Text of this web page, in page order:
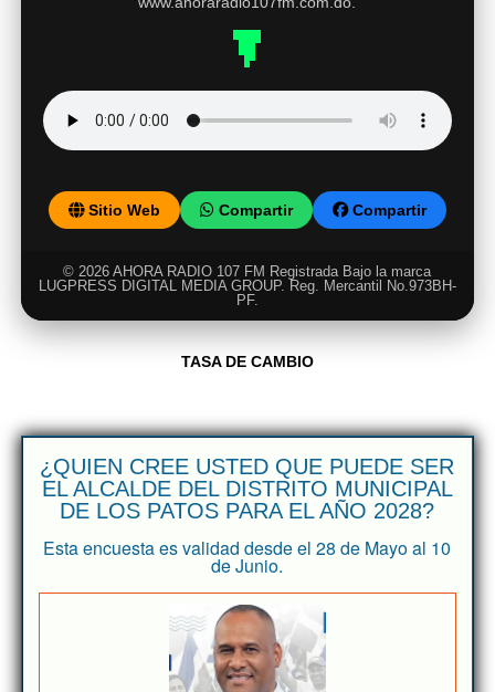
Sitio Web Compartir Compartir
© 2026 AHORA RADIO 107 FM Registrada Bajo la marca
LUGPRESS DIGITAL MEDIA GROUP. Reg. Mercantil No.973BH-
PF.
TASA DE CAMBIO
¿QUIEN CREE USTED QUE PUEDE SER
EL ALCALDE DEL DISTRITO MUNICIPAL
DE LOS PATOS PARA EL AÑO 2028?
Esta encuesta es validad desde el 28 de Mayo al 10
de Junio.